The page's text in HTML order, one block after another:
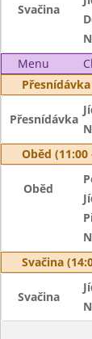
Svačina
Menu
Přesnídávka
Oběd (11:00
Oběd
Svačina
Svačina